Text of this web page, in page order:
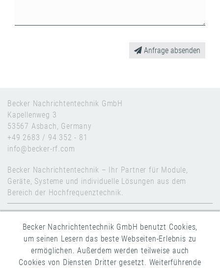
Anfrage absenden
Becker Nachrichtentechnik GmbH
Kapellenweg 3
53567 Asbach, Germany
+49 2683 / 94 352 - 81
info@becker-rf.com
Becker Nachrichtentechnik – Ihr Partner für Module,
Geräte, Systeme und individuelle Lösungen aus dem
Bereich der Hochfrequenztechnik.
Impressum
Datenschutz
AGB
Becker Nachrichtentechnik GmbH benutzt Cookies,
um seinen Lesern das beste Webseiten-Erlebnis zu
ermöglichen. Außerdem werden teilweise auch
Cookies von Diensten Dritter gesetzt. Weiterführende